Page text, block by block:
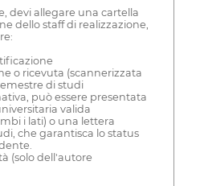
devi allegare una cartella
dello staff di realizzazione,
o ricevuta (scannerizzata
di studi
può essere presentata
valida
i lati) o una lettera
che garantisca lo status
(solo dell'autore